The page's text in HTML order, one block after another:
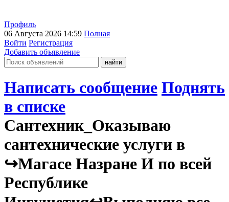
Профиль
06 Августа 2026 14:59 Полная
Войти Регистрация
Добавить объявление
Написать сообщение Поднять
в списке
Сантехник_Оказываю
сантехнические услуги в
↪️Магасе Назране И по всей
Республике